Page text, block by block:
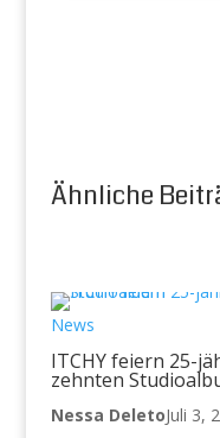
Ähnliche
News
ITCHY feiern 25-
zehnten
Nessa DeletoJuli 3,